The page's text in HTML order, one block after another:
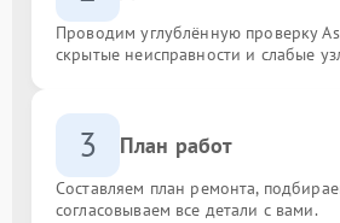
Проводим углублённую проверку
скрытые неисправности и слабые
3 План работ
Составляем план ремонта,
согласовываем все детали с вами.